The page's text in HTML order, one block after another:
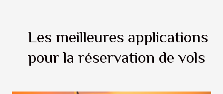
Les meilleures applications
pour la réservation de vols